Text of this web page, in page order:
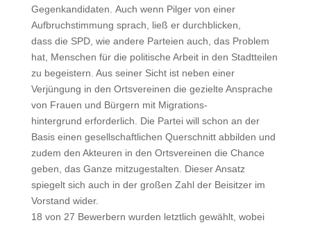
Gegenkandidaten. Auch wenn Pilger von einer
Aufbruchstimmung sprach, ließ er durchblicken,
dass die SPD, wie andere Parteien auch, das Problem
hat, Menschen für die politische Arbeit in den Stadtteilen
zu begeistern. Aus seiner Sicht ist neben einer
Verjüngung in den Ortsvereinen die gezielte Ansprache
von Frauen und Bürgern mit Migrations-
hintergrund erforderlich. Die Partei will schon an der
Basis einen gesellschaftlichen Querschnitt abbilden und
zudem den Akteuren in den Ortsvereinen die Chance
geben, das Ganze mitzugestalten. Dieser Ansatz
spiegelt sich auch in der großen Zahl der Beisitzer im
Vorstand wider.
18 von 27 Bewerbern wurden letztlich gewählt, wobei